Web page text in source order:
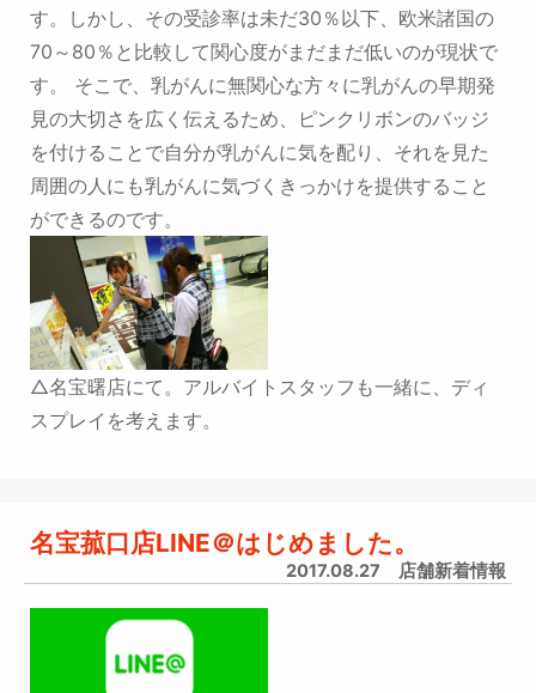
す。しかし、その受診率は未だ30％以下、欧米諸国の
70～80％と比較して関心度がまだまだ低いのが現状で
す。 そこで、乳がんに無関心な方々に乳がんの早期発
見の大切さを広く伝えるため、ピンクリボンのバッジ
を付けることで自分が乳がんに気を配り、それを見た
周囲の人にも乳がんに気づくきっかけを提供すること
ができるのです。
△名宝曙店にて。アルバイトスタッフも一緒に、ディ
スプレイを考えます。
名宝菰口店LINE＠はじめました。
2017.08.27 店舗新着情報